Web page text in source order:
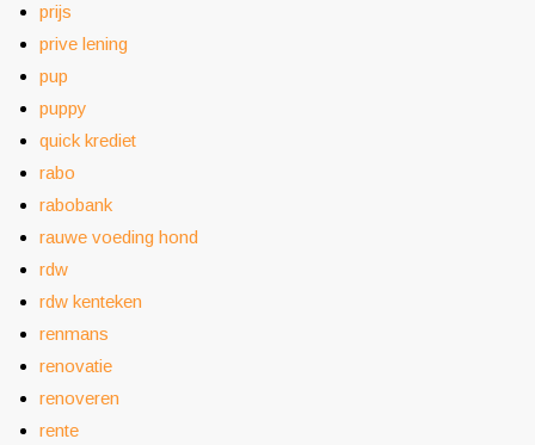
prijs
prive lening
pup
puppy
quick krediet
rabo
rabobank
rauwe voeding hond
rdw
rdw kenteken
renmans
renovatie
renoveren
rente